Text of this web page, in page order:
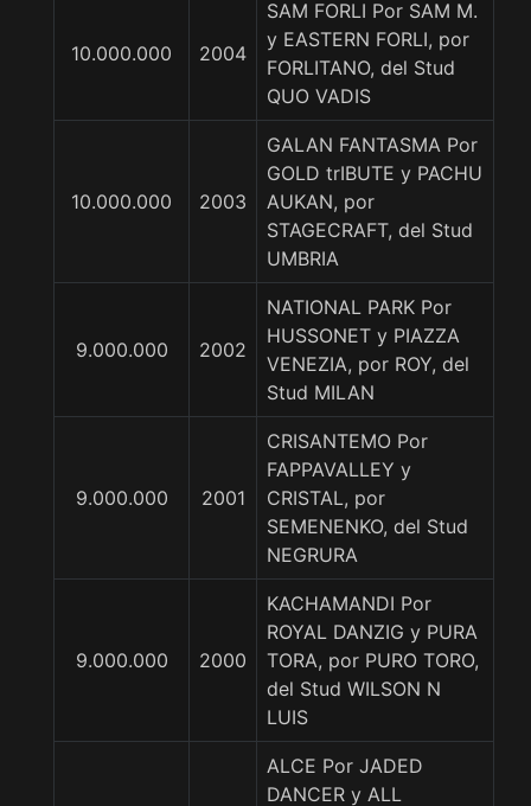
10.000.000 2004
SAM FORLI Por SAM M.
y EASTERN FORLI, por
FORLITANO, del Stud
QUO VADIS
10.000.000 2003
GALAN FANTASMA Por
GOLD trIBUTE y PACHU
AUKAN, por
STAGECRAFT, del Stud
UMBRIA
9.000.000 2002
NATIONAL PARK Por
HUSSONET y PIAZZA
VENEZIA, por ROY, del
Stud MILAN
9.000.000 2001
CRISANTEMO Por
FAPPAVALLEY y
CRISTAL, por
SEMENENKO, del Stud
NEGRURA
9.000.000 2000
KACHAMANDI Por
ROYAL DANZIG y PURA
TORA, por PURO TORO,
del Stud WILSON N
LUIS
ALCE Por JADED
DANCER y ALL